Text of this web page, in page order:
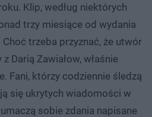
Klip, według niektórych
trzy miesiące od wydania
trzeba przyznać, że utwór
Darią Zawiałow, właśnie
Fani, którzy codziennie śledzą
się ukrytych wiadomości w
sobie zdania napisane